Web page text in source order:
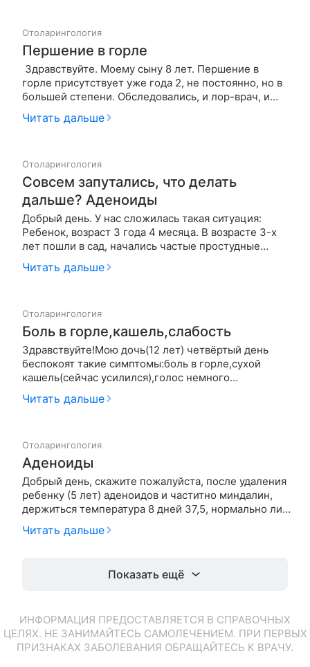
Отоларингология
Першение в горле
Здравствуйте. Моему сыну 8 лет. Першение в
горле присутствует уже года 2, не постоянно, но в
большей степени. Обследовались, и лор-врач, и
невропатолог. Все в порядке. И мазок из зева и носа
на чувствительность к а/б. Даже проделали курсом
Читать дальше
Отоларингология
Совсем запутались, что делать
дальше? Аденоиды
Добрый день. У нас сложилась такая ситуация:
Ребенок, возраст 3 года 4 месяца. В возрасте 3-х
лет пошли в сад, начались частые простудные
заболевания, в октябре 10 дней переболели
ангиной, после нее заметила, что ребенок стал
Читать дальше
Отоларингология
Боль в горле,кашель,слабость
Здравствуйте!Мою дочь(12 лет) четвёртый день
беспокоят такие симптомы:боль в горле,сухой
кашель(сейчас усилился),голос немного
сел,тошнота,общая слабость,озноб,температура
повышалась до 37.Вчера начала принимать
помощ…
Читать дальше
Отоларингология
Аденоиды
Добрый день, скажите пожалуйста, после удаления
ребенку (5 лет) аденоидов и частитно миндалин,
держиться температура 8 дней 37,5, нормально ли
это? На 7-ой день выпала небольшая ниточка, что
это может быть? на сегодняшний день ЛОР врач
Читать дальше
Показать ещё
ИНФОРМАЦИЯ ПРЕДОСТАВЛЯЕТСЯ В СПРАВОЧНЫХ
ЦЕЛЯХ. НЕ ЗАНИМАЙТЕСЬ САМОЛЕЧЕНИЕМ. ПРИ ПЕРВЫХ
ПРИЗНАКАХ ЗАБОЛЕВАНИЯ ОБРАЩАЙТЕСЬ К ВРАЧУ.